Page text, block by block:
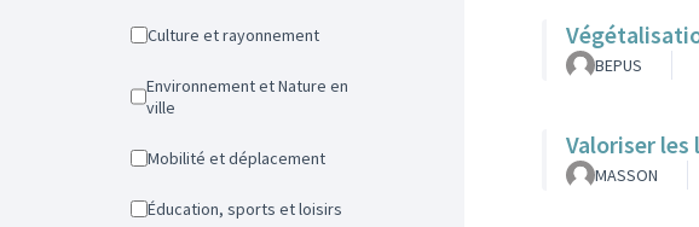
Culture et rayonnement
Environnement et Nature en
ville
Mobilité et déplacement
Éducation, sports et loisirs
BEPUS
Valoriser
MASSON